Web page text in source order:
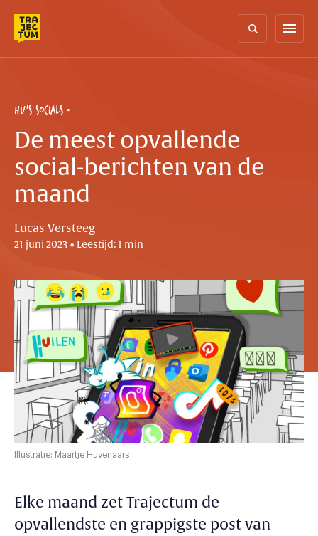
content
menu
HU'S SOCIALS
De meest opvallende
social-berichten van de
maand
Lucas Versteeg
21 juni 2023 • Leestijd: 1 min
Illustratie: Maartje Huvenaars
Elke maand zet Trajectum de
opvallendste en grappigste post van